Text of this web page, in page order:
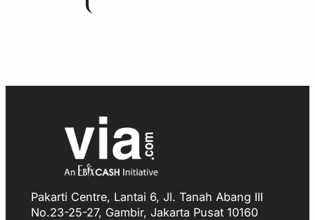
Pakarti Centre, Lantai 6, Jl. Tanah Abang III
No.23-25-27, Gambir, Jakarta Pusat 10160